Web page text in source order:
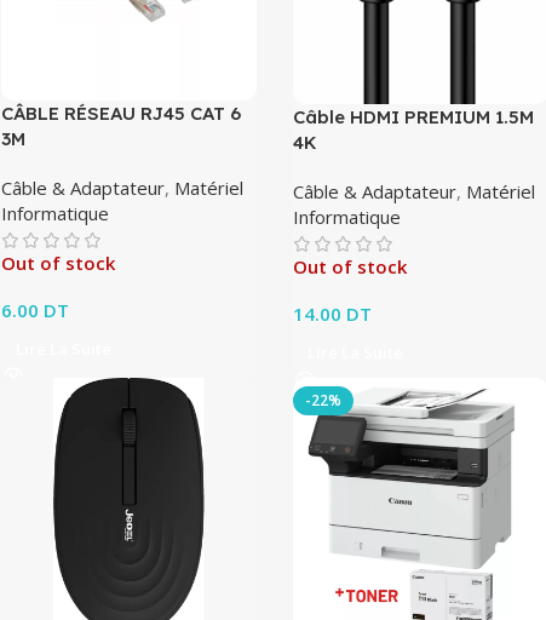
CÂBLE RÉSEAU RJ45 CAT 6
3M
Câble & Adaptateur, Matériel
Informatique
Out of stock
6.00 DT
Câble HDMI PREMIUM 1.5M
4K
Câble & Adaptateur, Matériel
Informatique
Out of stock
14.00 DT
-22%